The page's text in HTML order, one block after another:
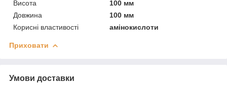
Висота
100 мм
Довжина
100 мм
Корисні властивості
амінокислоти
Приховати
Умови доставки